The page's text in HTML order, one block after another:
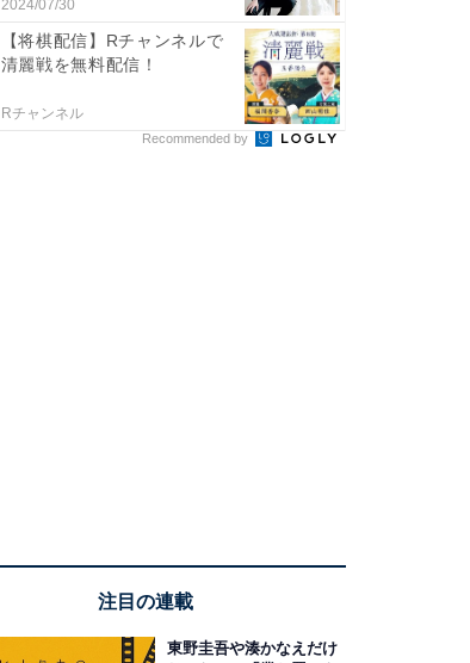
2024/07/30
【将棋配信】Rチャンネルで
清麗戦を無料配信！
Rチャンネル
Recommended by
注目の連載
東野圭吾や湊かなえだけ